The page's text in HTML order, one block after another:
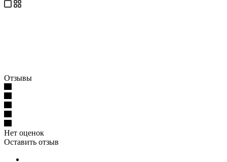
Отзывы
Нет оценок
Оставить отзыв